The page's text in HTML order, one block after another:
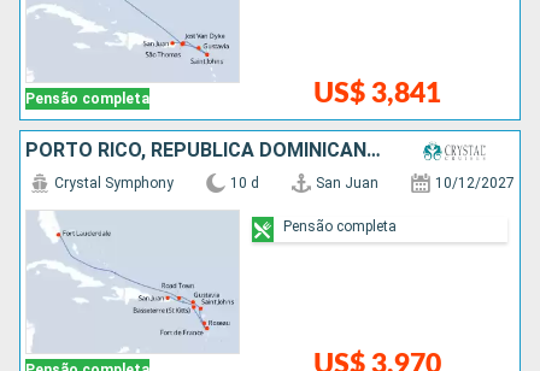
Pensão completa US$ 3,841
PORTO RICO, REPUBLICA DOMINICANA, ANTIGUA E BARBUDA, FRANCIA, ESTADOS UNIDOS
Crystal Symphony 10 d San Juan 10/12/2027
US$ 3,970
Pensão completa